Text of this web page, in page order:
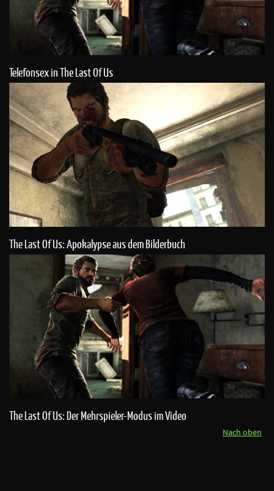
Telefonsex in The Last Of Us
The Last Of Us: Apokalypse aus dem Bilderbuch
The Last Of Us: Der Mehrspieler-Modus im Video
Nach oben